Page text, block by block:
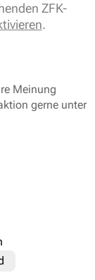
ZFK-
.
Meinung
gerne unter